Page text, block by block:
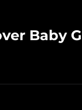
Baby